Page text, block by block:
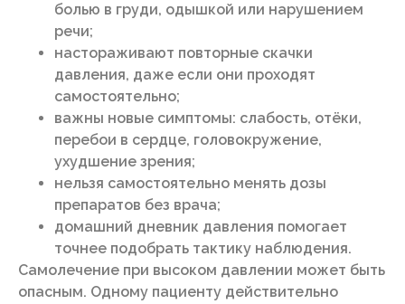
болью в груди, одышкой или нарушением
речи;
настораживают повторные скачки
давления, даже если они проходят
самостоятельно;
важны новые симптомы: слабость, отёки,
перебои в сердце, головокружение,
ухудшение зрения;
нельзя самостоятельно менять дозы
препаратов без врача;
домашний дневник давления помогает
точнее подобрать тактику наблюдения.
Самолечение при высоком давлении может быть
опасным. Одному пациенту действительно